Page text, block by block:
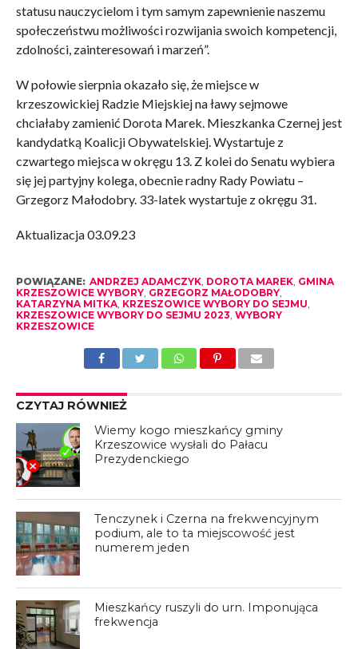
statusu nauczycielom i tym samym zapewnienie naszemu
społeczeństwu możliwości rozwijania swoich kompetencji,
zdolności, zainteresowań i marzeń”.
W połowie sierpnia okazało się, że miejsce w
krzeszowickiej Radzie Miejskiej na ławy sejmowe
chciałaby zamienić Dorota Marek. Mieszkanka Czernej jest
kandydatką Koalicji Obywatelskiej. Wystartuje z
czwartego miejsca w okręgu 13. Z kolei do Senatu wybiera
się jej partyjny kolega, obecnie radny Rady Powiatu –
Grzegorz Małodobry. 33-latek wystartuje z okręgu 31.
Aktualizacja 03.09.23
POWIĄZANE: ANDRZEJ ADAMCZYK, DOROTA MAREK, GMINA
KRZESZOWICE WYBORY, GRZEGORZ MAŁODOBRY,
KATARZYNA MITKA, KRZESZOWICE WYBORY DO SEJMU
KRZESZOWICE WYBORY DO SEJMU 2023 WYBORY
KRZESZOWICE
CZYTAJ RÓWNIEŻ
Wiemy kogo mieszkańcy gminy
Krzeszowice wysłali do Pałacu
Prezydenckiego
Tenczynek i Czerna na frekwencyjnym
podium, ale to ta miejscowość jest
numerem jeden
Mieszkańcy ruszyli do urn. Imponująca
frekwencja